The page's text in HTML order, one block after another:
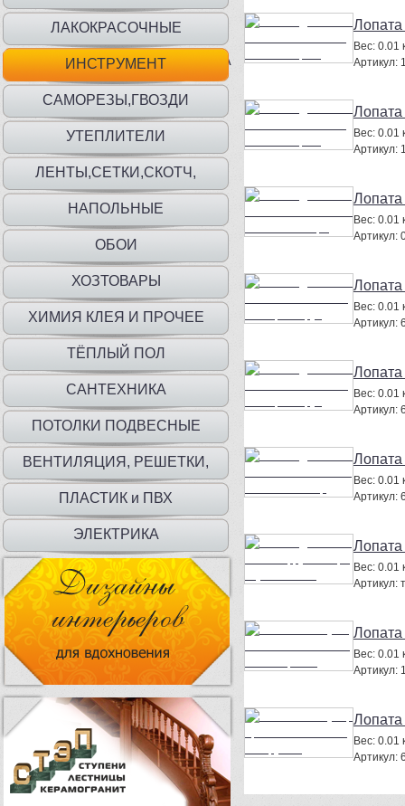
ПЛИТКА
ЛАКОКРАСОЧНЫЕ
МАТ.,ГРУНТЫ,ГИДР,ШПАТЛЕВКА
ИНСТРУМЕНТ
САМОРЕЗЫ,ГВОЗДИ
УТЕПЛИТЕЛИ
ЛЕНТЫ,СЕТКИ,СКОТЧ,
ПЛЕНКА,МЕШКИ
НАПОЛЬНЫЕ
ПОКРЫТИЯ,ПЛИНТУС,ПОРОГИ
ОБОИ
ХОЗТОВАРЫ
ХИМИЯ КЛЕЯ И ПРОЧЕЕ
ТЁПЛЫЙ ПОЛ
САНТЕХНИКА
ПОТОЛКИ ПОДВЕСНЫЕ
ВЕНТИЛЯЦИЯ, РЕШЕТКИ,
ДВЕРЦЫ
ПЛАСТИК и ПВХ
ЭЛЕКТРИКА
Лопата
Вес: 0.01
Артикул:
Лопата
Вес: 0.01
Артикул:
Вес: 0.01
Артикул:
Лопата
Вес: 0.01
Артикул:
Лопата
Вес: 0.01
Артикул:
Лопата
Вес: 0.01
Артикул:
Лопата
Вес: 0.01
Артикул:
Лопата
Вес: 0.01
Артикул:
Вес: 0.01
Артикул: